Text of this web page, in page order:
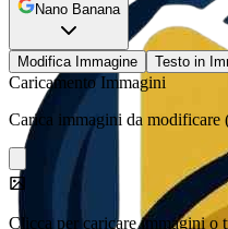
Nano Banana
Modifica Immagine Testo in
Caricamento Immagini
Carica immagini da modificare
Clicca per caricare immagini o